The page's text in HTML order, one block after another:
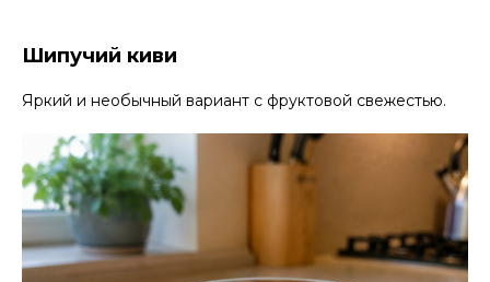
Шипучий киви
Яркий и необычный вариант с фруктовой свежестью.